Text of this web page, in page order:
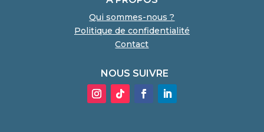
Qui sommes-nous ?
Politique de confidentialité
Contact
NOUS SUIVRE